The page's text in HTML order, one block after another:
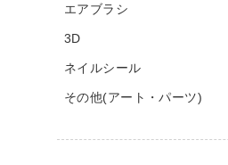
エアブラシ
3D
ネイルシール
その他(アート・パーツ)